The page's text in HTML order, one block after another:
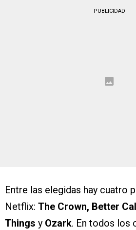
PUBLICIDAD
Entre las elegidas hay cuatro
Netflix: The Crown, Better
Things y Ozark. En todos los